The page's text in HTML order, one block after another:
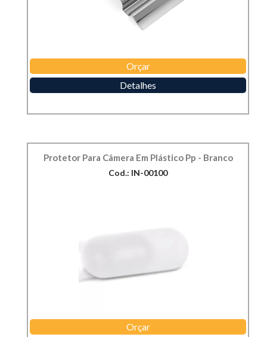
Orçar
Detalhes
Protetor Para Câmera Em Plástico Pp - Branco
Cod.: IN-00100
Orçar